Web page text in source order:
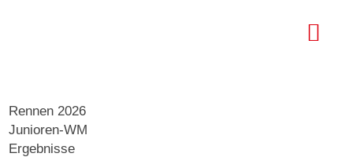
Rennen 2026
Junioren-WM
Ergebnisse